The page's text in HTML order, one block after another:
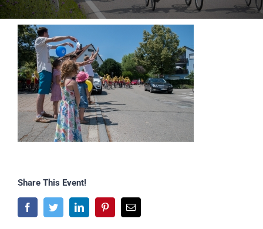
Share This Event!
FacebookTwitterLinkedInPinterestE-
Mail